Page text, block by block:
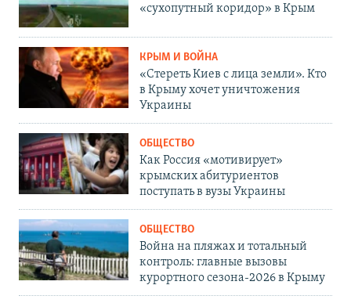
«сухопутный коридор» в Крым
КРЫМ И ВОЙНА
«Стереть Киев с лица земли». Кто
в Крыму хочет уничтожения
Украины
ОБЩЕСТВО
Как Россия «мотивирует»
крымских абитуриентов
поступать в вузы Украины
ОБЩЕСТВО
Война на пляжах и тотальный
контроль: главные вызовы
курортного сезона-2026 в Крыму